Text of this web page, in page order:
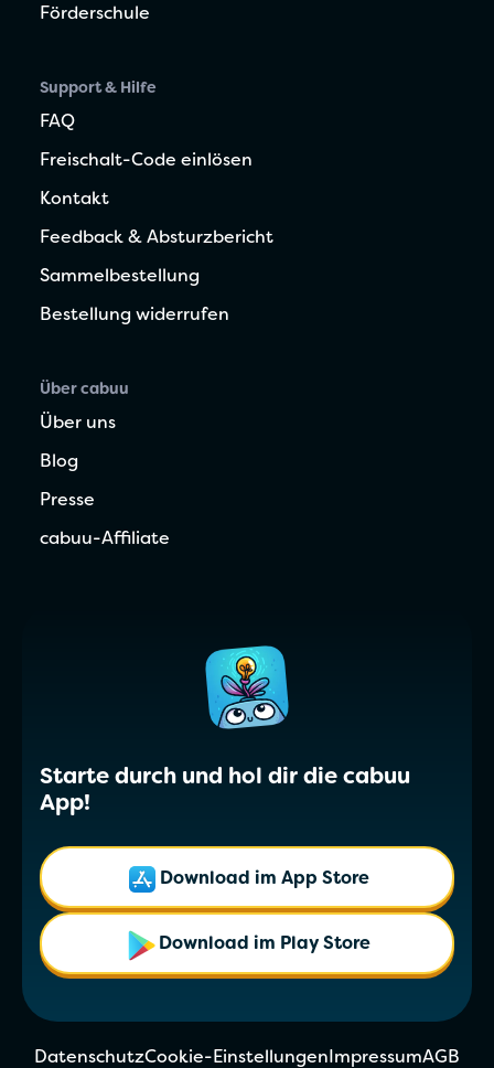
Förderschule
Support & Hilfe
FAQ
Freischalt-Code einlösen
Kontakt
Feedback & Absturzbericht
Sammelbestellung
Bestellung widerrufen
Über cabuu
Über uns
Blog
Presse
cabuu-Affiliate
Starte durch und hol dir die cabuu
App!
Download im App Store
Download im Play Store
DatenschutzCookie-Einstellungen ImpressumAGB